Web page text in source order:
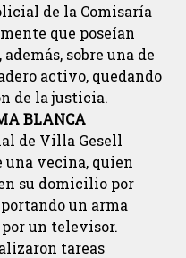
de la Comisaría
que poseían
sobre una de
activo, quedando
de la justicia.
BLANCA
de Villa Gesell
vecina, quien
su domicilio por
un arma
un televisor.
tareas